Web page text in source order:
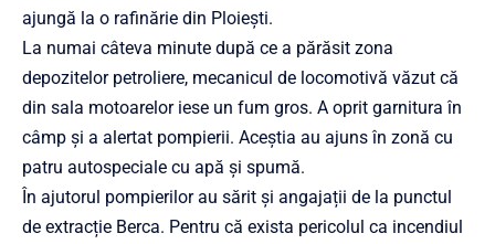
ajungă la o rafinărie din Ploiești.
La numai câteva minute după ce a părăsit zona
depozitelor petroliere, mecanicul de locomotivă văzut că
din sala motoarelor iese un fum gros. A oprit garnitura în
câmp și a alertat pompierii. Aceștia au ajuns în zonă cu
patru autospeciale cu apă și spumă.
În ajutorul pompierilor au sărit și angajații de la punctul
de extracție Berca. Pentru că exista pericolul ca incendiul